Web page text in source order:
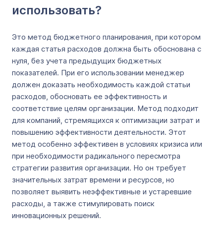
использовать?
Это метод бюджетного планирования, при котором
каждая статья расходов должна быть обоснована с
нуля, без учета предыдущих бюджетных
показателей. При его использовании менеджер
должен доказать необходимость каждой статьи
расходов, обосновать ее эффективность и
соответствие целям организации. Метод подходит
для компаний, стремящихся к оптимизации затрат и
повышению эффективности деятельности. Этот
метод особенно эффективен в условиях кризиса или
при необходимости радикального пересмотра
стратегии развития организации. Но он требует
значительных затрат времени и ресурсов, но
позволяет выявить неэффективные и устаревшие
расходы, а также стимулировать поиск
инновационных решений.